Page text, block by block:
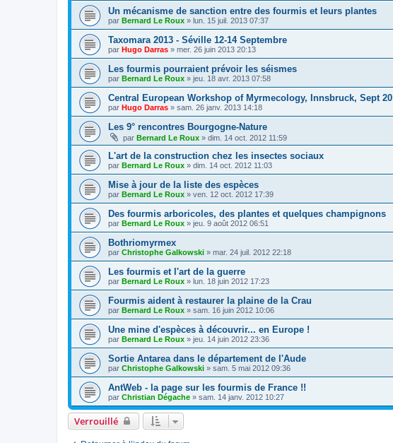
Un mécanisme de sanction entre des fourmis et leurs plantes
par Bernard Le Roux » lun. 15 juil. 2013 07:37
Taxomara 2013 - Séville 12-14 Septembre
par Hugo Darras » mer. 26 juin 2013 20:13
Les fourmis pourraient prévoir les séismes
par Bernard Le Roux » jeu. 18 avr. 2013 07:58
Central European Workshop of Myrmecology, Innsbruck, Sept 20
par Hugo Darras » sam. 26 janv. 2013 14:18
Les 9° rencontres Bourgogne-Nature
par Bernard Le Roux » dim. 14 oct. 2012 11:59
L'art de la construction chez les insectes sociaux
par Bernard Le Roux » dim. 14 oct. 2012 11:03
Mise à jour de la liste des espèces
par Bernard Le Roux » ven. 12 oct. 2012 17:39
Des fourmis arboricoles, des plantes et quelques champignons
par Bernard Le Roux » jeu. 9 août 2012 06:51
Bothriomyrmex
par Christophe Galkowski » mar. 24 juil. 2012 22:18
Les fourmis et l'art de la guerre
par Bernard Le Roux » lun. 18 juin 2012 17:23
Fourmis aident à restaurer la plaine de la Crau
par Bernard Le Roux » sam. 16 juin 2012 10:06
Une mine d'espèces à découvrir... en Europe !
par Bernard Le Roux » jeu. 14 juin 2012 23:36
Sortie Antarea dans le département de l'Aude
par Christophe Galkowski » sam. 5 mai 2012 09:36
AntWeb - la page sur les fourmis de France !!
par Christian Dégache » sam. 14 janv. 2012 10:27
Verrouillé